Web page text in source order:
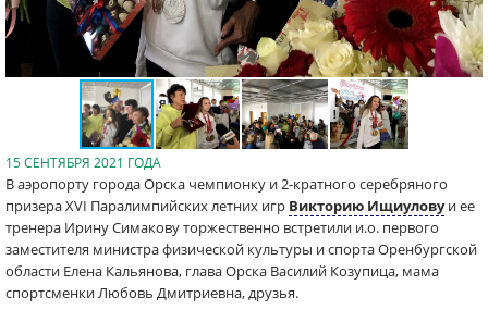
15 СЕНТЯБРЯ 2021 ГОДА
В аэропорту города Орска чемпионку и 2-кратного серебряного
призера XVI Паралимпийских летних игр Викторию Ищиуловуи ее
тренера Ирину Симакову торжественно встретили и.о. первого
заместителя министра физической культуры и спорта Оренбургской
области Елена Кальянова, глава Орска Василий Козупица, мама
спортсменки Любовь Дмитриевна, друзья.